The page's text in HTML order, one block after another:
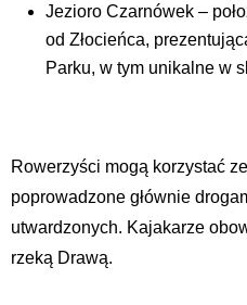
Jezioro Czarnówek –
od Złocieńca,
Parku, w tym unikalne w
Rowerzyści mogą korzystać
poprowadzone głównie
utwardzonych. Kajakarze
rzeką Drawą.